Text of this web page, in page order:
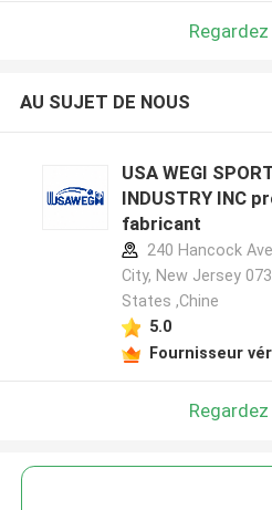
AU SUJET DE NOUS
USA WEGI
INDUSTRY INC
fabricant
240 Hancock
City, New Jersey
States ,Chine
5.0
Fournisseur